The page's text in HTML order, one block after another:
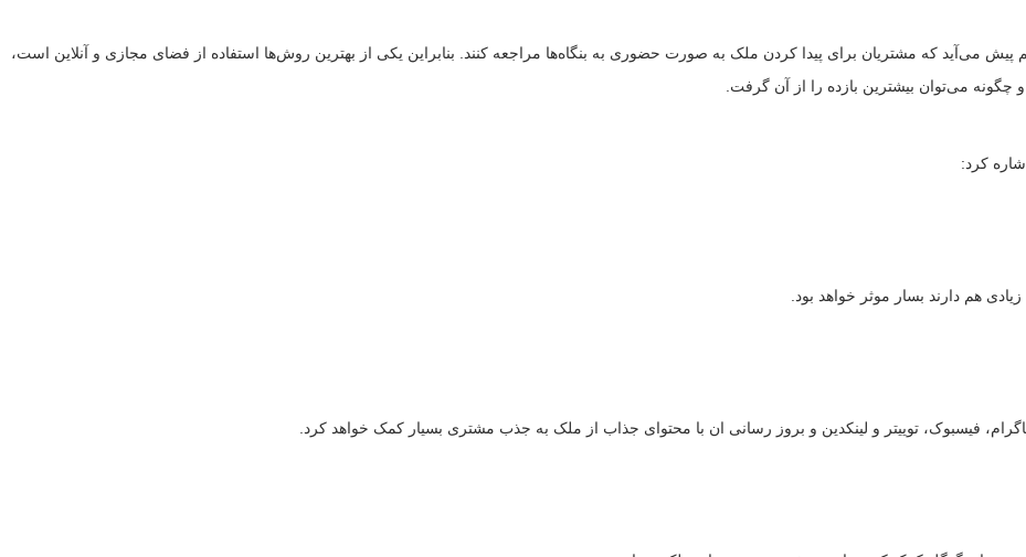
پیش می‌آید که مشتریان برای پیدا کردن ملک به صورت حضوری به بنگاه‌ها مراجعه کنند. بنابراین یکی از بهترین روش‌ها استفاده از فضای مجازی و آنلاین است،
و چگونه می‌توان بیشترین بازده را از آن گرفت.
کرد:
هم دارند بسار موثر خواهد بود.
فیسبوک، توییتر و لینکدین و بروز رسانی ان با محتوای جذاب از ملک به جذب مشتری بسیار کمک خواهد کرد.